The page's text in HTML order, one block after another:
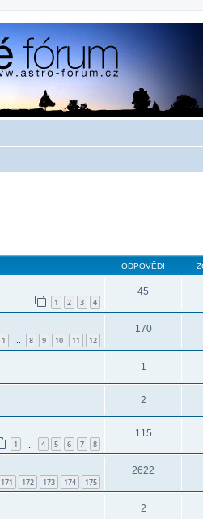
ODPOVĚDI
1 2 3 4
45
1 … 8 9 10 11 12
170
1
2
1 4 5 6 7 8
115
171 172 173 174 175
2622
2